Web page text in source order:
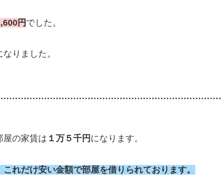
円でした。
りました。
屋の家賃は １万５千円 になります。
れだけ安い金額で部屋を借りられております。